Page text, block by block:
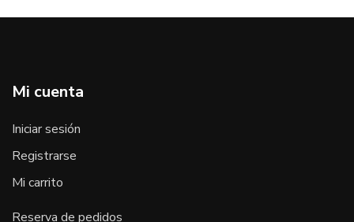
Mi cuenta
Iniciar sesión
Registrarse
Mi carrito
Reserva de pedidos